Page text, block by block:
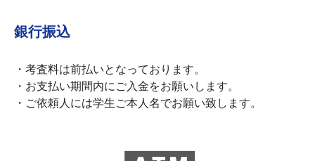
銀行振込
・考査料は前払いとなっております。
・お支払い期間内にご入金をお願いします。
・ご依頼人には学生ご本人名でお願い致します。